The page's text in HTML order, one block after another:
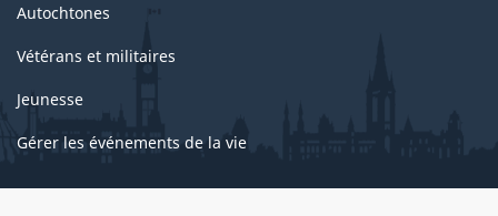
Autochtones
Vétérans et militaires
Jeunesse
Gérer les événements de la vie